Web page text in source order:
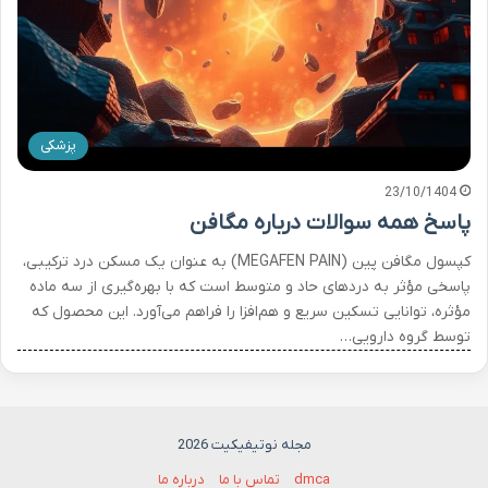
پزشکی
23/10/1404
پاسخ همه سوالات درباره مگافن
کپسول مگافن پین (MEGAFEN PAIN) به عنوان یک مسکن درد ترکیبی،
پاسخی مؤثر به دردهای حاد و متوسط است که با بهره‌گیری از سه ماده
مؤثره، توانایی تسکین سریع و هم‌افزا را فراهم می‌آورد. این محصول که
توسط گروه دارویی…
مجله نوتیفیکیت 2026
dmca
تماس با ما درباره ما